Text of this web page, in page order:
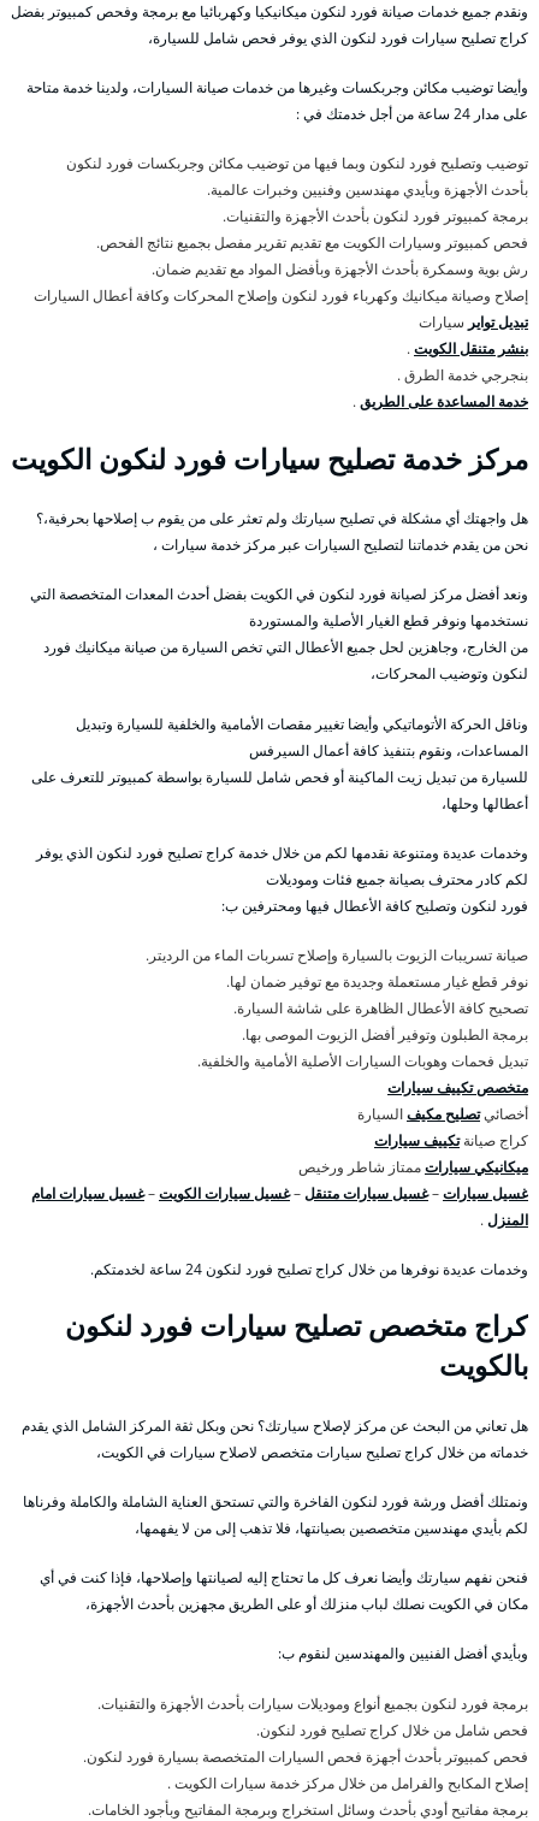
ونقدم جميع خدمات صيانة فورد لنكون ميكانيكيا وكهربائيا مع برمجة وفحص كمبيوتر بفضل
كراج تصليح سيارات فورد لنكون الذي يوفر فحص شامل للسيارة،
وأيضا توضيب مكائن وجربكسات وغيرها من خدمات صيانة السيارات، ولدينا خدمة متاحة
على مدار 24 ساعة من أجل خدمتك في :
توضيب وتصليح فورد لنكون وبما فيها من توضيب مكائن وجربكسات فورد لنكون
بأحدث الأجهزة وبأيدي مهندسين وفنيين وخبرات عالمية.
برمجة كمبيوتر فورد لنكون بأحدث الأجهزة والتقنيات.
فحص كمبيوتر وسيارات الكويت مع تقديم تقرير مفصل بجميع نتائج الفحص.
رش بوية وسمكرة بأحدث الأجهزة وبأفضل المواد مع تقديم ضمان.
إصلاح وصيانة ميكانيك وكهرباء فورد لنكون وإصلاح المحركات وكافة أعطال السيارات
تبديل تواير سيارات
بنشر متنقل الكويت.
بنجرجي خدمة الطرق .
خدمة المساعدة على الطريق.
مركز خدمة تصليح سيارات فورد لنكون الكويت
هل واجهتك أي مشكلة في تصليح سيارتك ولم تعثر على من يقوم ب إصلاحها بحرفية،؟
نحن من يقدم خدماتنا لتصليح السيارات عبر مركز خدمة سيارات ،
ونعد أفضل مركز لصيانة فورد لنكون في الكويت بفضل أحدث المعدات المتخصصة التي
نستخدمها ونوفر قطع الغيار الأصلية والمستوردة
من الخارج، وجاهزين لحل جميع الأعطال التي تخص السيارة من صيانة ميكانيك فورد
لنكون وتوضيب المحركات،
وناقل الحركة الأتوماتيكي وأيضا تغيير مقصات الأمامية والخلفية للسيارة وتبديل
المساعدات، ونقوم بتنفيذ كافة أعمال السيرفس
للسيارة من تبديل زيت الماكينة أو فحص شامل للسيارة بواسطة كمبيوتر للتعرف على
أعطالها وحلها،
وخدمات عديدة ومتنوعة نقدمها لكم من خلال خدمة كراج تصليح فورد لنكون الذي يوفر
لكم كادر محترف بصيانة جميع فئات وموديلات
فورد لنكون وتصليح كافة الأعطال فيها ومحترفين ب:
صيانة تسريبات الزيوت بالسيارة وإصلاح تسربات الماء من الرديتر.
نوفر قطع غيار مستعملة وجديدة مع توفير ضمان لها.
تصحيح كافة الأعطال الظاهرة على شاشة السيارة.
برمجة الطبلون وتوفير أفضل الزيوت الموصى بها.
تبديل فحمات وهوبات السيارات الأصلية الأمامية والخلفية.
متخصص تكييف سيارات
أخصائيتصليح مكيفالسيارة
كراج صيانةتكييف سيارات
ميكانيكي سياراتممتاز شاطر ورخيص
غسيل سيارات–غسيل سيارات متنقل–غسيل سيارات الكويت–غسيل سيارات امام
المنزل.
وخدمات عديدة نوفرها من خلال كراج تصليح فورد لنكون 24 ساعة لخدمتكم.
كراج متخصص تصليح سيارات فورد لنكون
بالكويت
هل تعاني من البحث عن مركز لإصلاح سيارتك؟ نحن وبكل ثقة المركز الشامل الذي يقدم
خدماته من خلال كراج تصليح سيارات متخصص لاصلاح سيارات في الكويت،
ونمتلك أفضل ورشة فورد لنكون الفاخرة والتي تستحق العناية الشاملة والكاملة وفرناها
لكم بأيدي مهندسين متخصصين بصيانتها، فلا تذهب إلى من لا يفهمها،
فنحن نفهم سيارتك وأيضا نعرف كل ما تحتاج إليه لصيانتها وإصلاحها، فإذا كنت في أي
مكان في الكويت نصلك لباب منزلك أو على الطريق مجهزين بأحدث الأجهزة،
وبأيدي أفضل الفنيين والمهندسين لنقوم ب:
برمجة فورد لنكون بجميع أنواع وموديلات سيارات بأحدث الأجهزة والتقنيات.
فحص شامل من خلال كراج تصليح فورد لنكون.
فحص كمبيوتر بأحدث أجهزة فحص السيارات المتخصصة بسيارة فورد لنكون.
إصلاح المكابح والفرامل من خلال مركز خدمة سيارات الكويت .
برمجة مفاتيح أودي بأحدث وسائل استخراج وبرمجة المفاتيح وبأجود الخامات.